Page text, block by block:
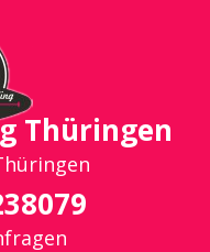
Thüringen